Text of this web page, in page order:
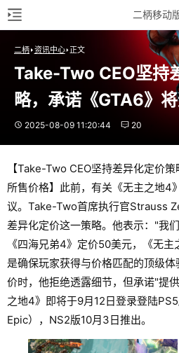
二柄移动
二柄 资讯中心 正文
Take-Two CEO坚持
略，承诺《GTA6》
2025-08-09 11:20:44 20
【Take-Two CEO坚持差异化定价
所售价格】此前，有关《无主之地4
议。Take-Two首席执行官Strauss
差异化定价这一策略。他表示："我
《四海兄弟4》定价50美元，《无
是确保玩家获得与价格匹配的顶级
价时，他拒绝透露细节，但承诺"提
之地4》即将于9月12日登录登陆
Epic），NS2版10月3日推出。